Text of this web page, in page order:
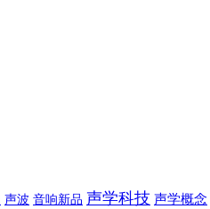
声波 音响新品 声学科技 声学概念